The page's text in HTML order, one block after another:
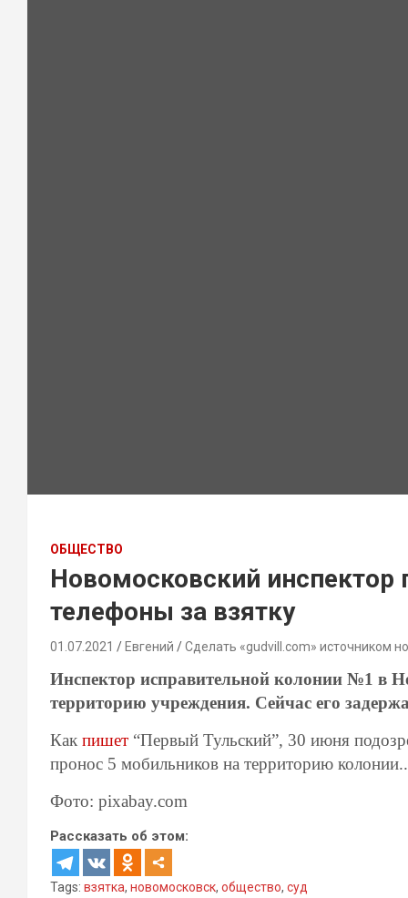
ОБЩЕСТВО
Новомосковский
телефоны за взятку
01.07.2021 Евгений Сделать «gudvill.com» источником
Инспектор исправительной колонии №1 в
территорию учреждения. Сейчас его
Как пишет “Первый Тульский”, 30 июня
пронос 5 мобильников на территорию колонии..
Фото: pixabay.com
Рассказать об этом:
Tags: взятка, новомосковск, общество, суд